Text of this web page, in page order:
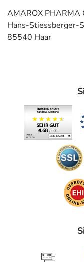
Was spricht gegen
-
- Kinder unter 12
Gruppe in der
Präparate, die von
Darreichungsform
- Ältere Patienten
liegen keine
Was ist mit
- Schwangerschaft:
spielen
- Stillzeit: Wenden
Er wird Ihre
AMAROX PHARMA
Hans-Stiessberger-
85540 Haar